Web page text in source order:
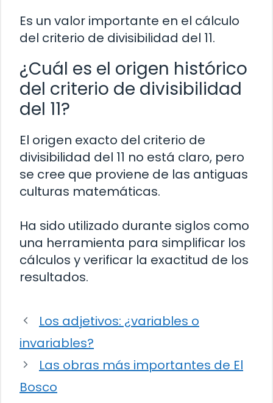
Es un valor importante en el cálculo
del criterio de divisibilidad del 11.
¿Cuál es el origen histórico
del criterio de divisibilidad
del 11?
El origen exacto del criterio de
divisibilidad del 11 no está claro, pero
se cree que proviene de las antiguas
culturas matemáticas.
Ha sido utilizado durante siglos como
una herramienta para simplificar los
cálculos y verificar la exactitud de los
resultados.
Los adjetivos: ¿variables o
invariables?
Las obras más importantes de El
Bosco